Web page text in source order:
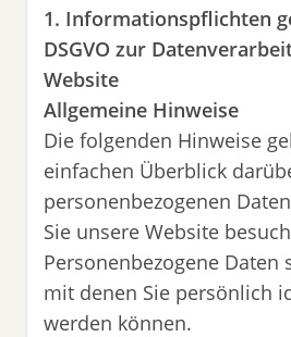
1. Informationspflichten
DSGVO zur
Website
Allgemeine Hinweise
Die folgenden Hinweise
einfachen Überblick
personenbezogenen
Sie unsere Website
Personenbezogene Daten
mit denen Sie persönlich
werden können.